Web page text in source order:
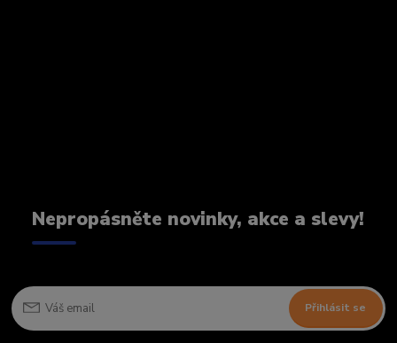
Nepropásněte novinky, akce a slevy!
Přihlásit se